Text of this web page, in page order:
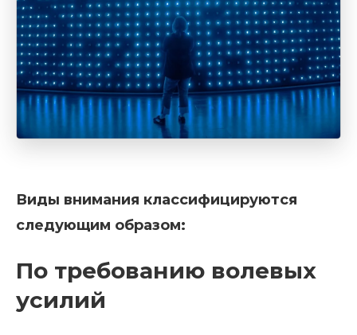
Виды внимания классифицируются
следующим образом:
По требованию волевых
усилий